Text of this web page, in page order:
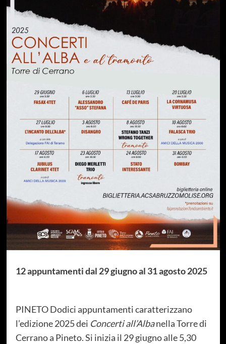
12 appuntamenti dal 29 giugno al 31 agosto 2025
PINETO Dodici appuntamenti caratterizzano
l’edizione 2025 dei Concerti all’Albanella Torre di
Cerrano a Pineto. Si inizia il 29 giugno alle 5,30